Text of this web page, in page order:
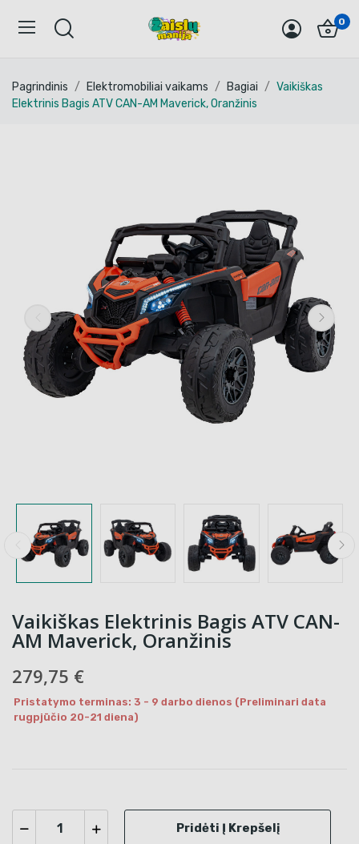
0
Pagrindinis Elektromobiliai vaikams Bagiai
Vaikiškas
Elektrinis Bagis ATV CAN-AM Maverick, Oranžinis
Vaikiškas Elektrinis Bagis ATV CAN-
AM Maverick, Oranžinis
279,75 €
Pristatymo terminas: 3 - 9 darbo dienos (Preliminari data
rugpjūčio 20-21 diena)
Pridėti Į Krepšelį